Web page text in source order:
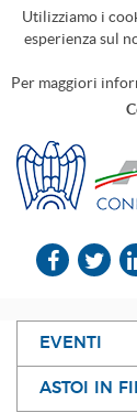
Utilizziamo i
esperienza sul
Per maggiori
EVENTI
ASTOI IN